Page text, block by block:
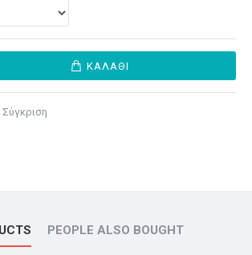
ΚΑΛΆΘΙ
Σύγκριση
PEOPLE ALSO BOUGHT